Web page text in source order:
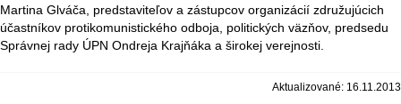
Martina Glváča, predstaviteľov a zástupcov organizácií združujúcich
účastníkov protikomunistického odboja, politických väzňov, predsedu
Správnej rady ÚPN Ondreja Krajňáka a širokej verejnosti.
Aktualizované: 16.11.2013